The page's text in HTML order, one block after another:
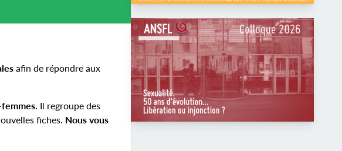
afin de répondre aux
Il regroupe des
fiches. Nous vous